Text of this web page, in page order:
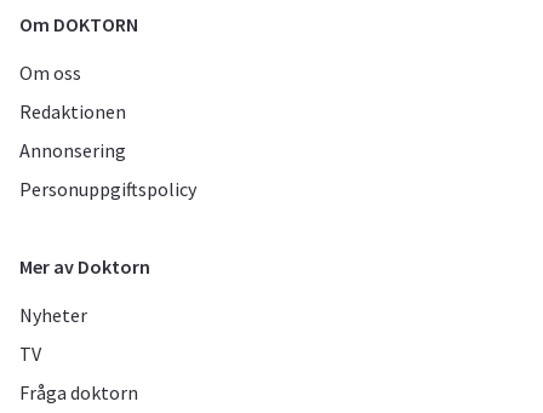
Om DOKTORN
Om oss
Redaktionen
Annonsering
Personuppgiftspolicy
Mer av Doktorn
Nyheter
TV
Fråga doktorn